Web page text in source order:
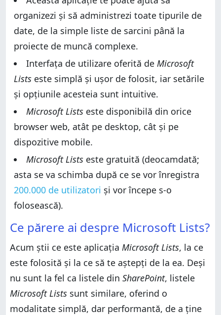
organizezi și să administrezi toate tipurile de
date, de la simple liste de sarcini până la
proiecte de muncă complexe.
Interfața de utilizare oferită de Microsoft
Lists este simplă și ușor de folosit, iar setările
și opțiunile acesteia sunt intuitive.
Microsoft Lists este disponibilă din orice
browser web, atât pe desktop, cât și pe
dispozitive mobile.
Microsoft Lists este gratuită (deocamdată;
asta se va schimba după ce se vor înregistra
200.000 de utilizatori și vor începe s-o
folosească).
Ce părere ai despre Microsoft Lists?
Acum știi ce este aplicația Microsoft Lists, la ce
este folosită și la ce să te aștepți de la ea. Deși
nu sunt la fel ca listele din SharePoint, listele
Microsoft Lists sunt similare, oferind o
modalitate simplă, dar performantă, de a ține